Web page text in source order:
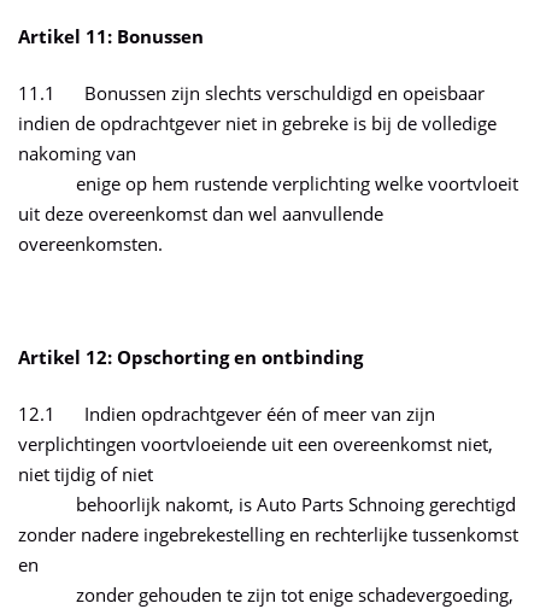
Artikel 11: Bonussen
11.1 Bonussen zijn slechts verschuldigd en opeisbaar
indien de opdrachtgever niet in gebreke is bij de volledige
nakoming van
enige op hem rustende verplichting welke voortvloeit
uit deze overeenkomst dan wel aanvullende
overeenkomsten.
Artikel 12: Opschorting en ontbinding
12.1 Indien opdrachtgever één of meer van zijn
verplichtingen voortvloeiende uit een overeenkomst niet,
niet tijdig of niet
behoorlijk nakomt, is Auto Parts Schnoing gerechtigd
zonder nadere ingebrekestelling en rechterlijke tussenkomst
en
zonder gehouden te zijn tot enige schadevergoeding,